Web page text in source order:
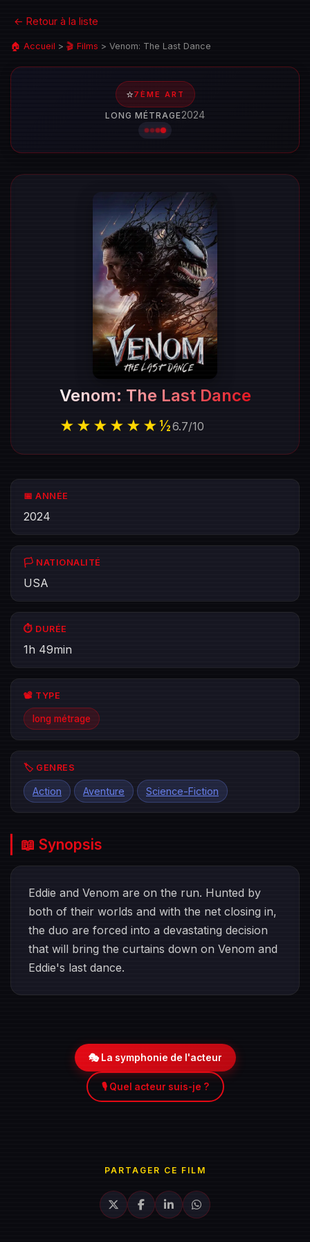
← Retour à la liste
🏠 Accueil > 🎬 Films > Venom: The Last Dance
⭐7ÈME ART
LONG MÉTRAGE2024
Venom: The Last Dance
★★★★★★½6.7/10
📅 ANNÉE
2024
🏳️ NATIONALITÉ
USA
⏱️ DURÉE
1h 49min
📽️ TYPE
long métrage
🏷️ GENRES
Action Aventure Science-Fiction
📖 Synopsis
Eddie and Venom are on the run. Hunted by
both of their worlds and with the net closing in,
the duo are forced into a devastating decision
that will bring the curtains down on Venom and
Eddie's last dance.
🎭 La symphonie de l'acteur
🎙️ Quel acteur suis-je ?
PARTAGER CE FILM